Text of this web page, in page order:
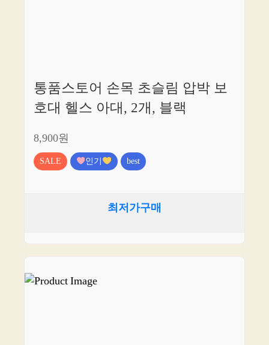
통품스토어 손목 초슬림 압박 보
호대 헬스 아대, 2개, 블랙
8,900원
SALE 인기 best
최저가구매